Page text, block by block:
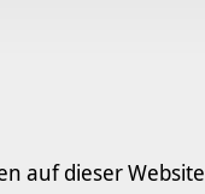
auf dieser Website